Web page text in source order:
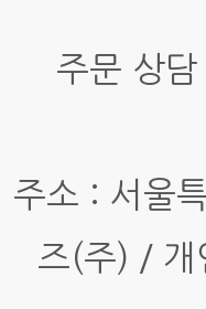
주문 상
주소 : 서울
즈(주) / 개